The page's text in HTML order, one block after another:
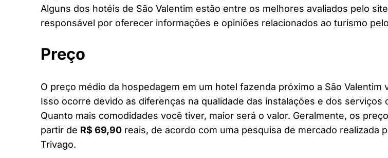
Alguns dos hotéis de São Valentim estão entre os melhores avaliados pelo
responsável por oferecer informações e opiniões relacionados ao turismo
Preço
O preço médio da hospedagem em um hotel fazenda próximo a São Valentim
Isso ocorre devido as diferenças na qualidade das instalações e dos serviços
Quanto mais comodidades você tiver, maior será o valor. Geralmente, os
partir de R$ 69,90 reais, de acordo com uma pesquisa de mercado realizada
Trivago.